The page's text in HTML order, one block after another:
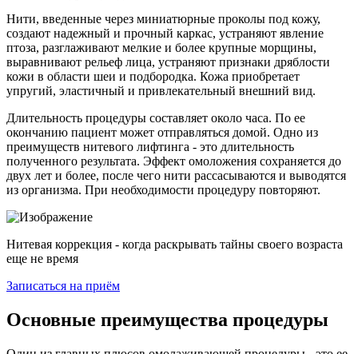
Нити, введенные через миниатюрные проколы под кожу,
создают надежный и прочный каркас, устраняют явление
птоза, разглаживают мелкие и более крупные морщины,
выравнивают рельеф лица, устраняют признаки дряблости
кожи в области шеи и подбородка. Кожа приобретает
упругий, эластичный и привлекательный внешний вид.
Длительность процедуры составляет около часа. По ее
окончанию пациент может отправляться домой. Одно из
преимуществ нитевого лифтинга - это длительность
полученного результата. Эффект омоложения сохраняется до
двух лет и более, после чего нити рассасываются и выводятся
из организма. При необходимости процедуру повторяют.
Нитевая коррекция - когда раскрывать тайны своего возраста
еще не время
Записаться на приём
Основные преимущества процедуры